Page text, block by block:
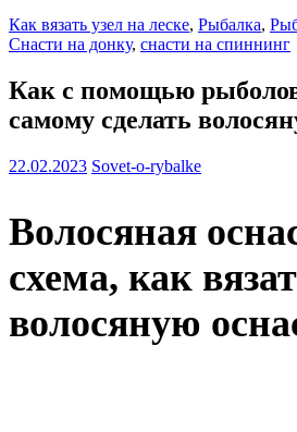
Как вязать узел на леске, Рыбалка,
Снасти на донку, снасти на спиннинг
Как с помощью
самому сделать
22.02.2023 Sovet-o-rybalke
Волосяная
схема, как
волосяную